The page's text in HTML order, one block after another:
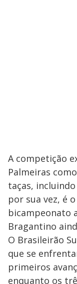
A competição
Palmeiras
taças,
por sua vez, é
bicampeonato
Bragantino
O Brasileirão
que se
primeiros
enquanto os